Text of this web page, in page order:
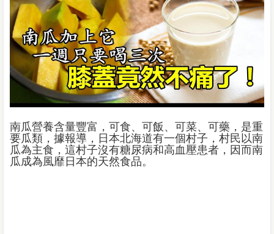
南瓜營養含量豐富，可食、可飯、可菜、可藥，是重
要瓜類，據報導，日本北海道有一個村子，村民以南
瓜為主食，這村子沒有糖尿病和高血壓患者，因而南
瓜成為風靡日本的天然食品。